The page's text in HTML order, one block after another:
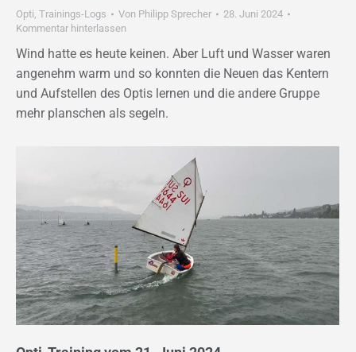
Opti Trainings-Logs Von Philipp Sprecher
28. Juni 2024
Kommentar hinterlassen
Wind hatte es heute keinen. Aber Luft und Wasser waren
angenehm warm und so konnten die Neuen das Kentern
und Aufstellen des Optis lernen und die andere Gruppe
mehr planschen als segeln.